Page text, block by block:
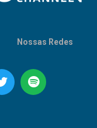
Nossas Redes